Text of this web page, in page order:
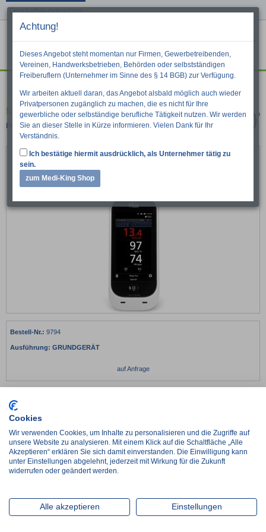
Geschäftskundenshop
Menu Suche
Masimo Rad-67 Handheld Pulsoxymeter
Pulsoxymeter
9794
GRUNDGERÄT
auf Anfrage
Artikel wird auftragsbezogen für Sie beschafft, Lieferzeit nach Absprache
Details Anhänge
Masimo Rad-67™
Spotcheck-Messungen
Es verfügt über einHD-Display LCD-Farbdisplay
Achtung!
Dieses Angebot steht momentan nur Firmen, Gewerbetreibenden,
Vereinen, Handwerksbetrieben, Behörden oder selbstständigen
Freiberuflern (Unternehmer im Sinne des § 14 BGB) zur Verfügung.
Wir arbeiten aktuell daran, das Angebot alsbald möglich auch wieder
Privatpersonen zugänglich zu machen, die es nicht für Ihre
gewerbliche oder selbständige berufliche Tätigkeit nutzen. Wir werden
Sie an dieser Stelle in Kürze informieren. Vielen Dank für Ihr
Verständnis.
Ich bestätige hiermit ausdrücklich, als Unternehmer tätig zu
sein.
zum Medi-King Shop
Cookies
Wir verwenden Cookies, um Inhalte zu personalisieren und die Zugriffe auf
unsere Website zu analysieren. Mit einem Klick auf die Schaltfläche „Alle
Akzeptieren“ erklären Sie sich damit einverstanden. Die Einwilligung kann
unter Einstellungen abgelehnt, jederzeit mit Wirkung für die Zukunft
widerrufen oder geändert werden.
Alle akzeptieren Einstellungen